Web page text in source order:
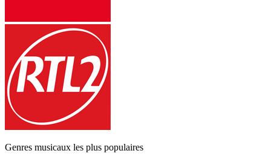
Genres musicaux les plus populaires